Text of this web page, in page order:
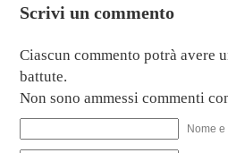
Scrivi un commento
Ciascun commento potrà avere
battute.
Non sono ammessi commenti
Nome